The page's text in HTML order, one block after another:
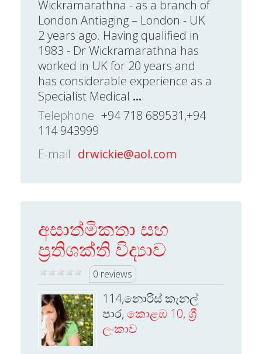
Wickramarathna - as a branch of
London Antiaging – London - UK
2 years ago. Having qualified in
1983 - Dr Wickramarathna has
worked in UK for 20 years and
has considerable experience as a
Specialist Medical ...
Telephone +94 718 689531,+94
114 943999
E-mail drwickie@aol.com
අසාත්මිකතා සහ
ප්‍රතිශක්ති විද්‍යාව
0 reviews
114,නොරිස් කැනල්
පාර, කොළඹ 10, ශ්‍රී
ලංකාව